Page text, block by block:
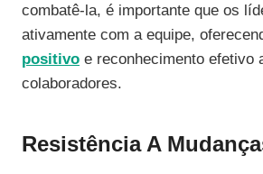
combatê-la, é importante que os
ativamente com a equipe,
positivo e reconhecimento efetivo
colaboradores.
Resistência A